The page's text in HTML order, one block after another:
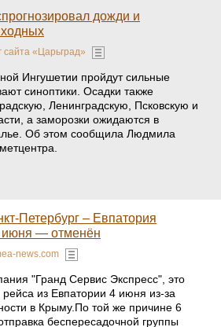
дожди и
сайта «Царьград»
Ингушетии пройдут сильные
синоптики. Осадки также
Ленинградскую, Псковскую и
а заморозки ожидаются в
Об этом сообщила Людмила
Петербург – Евпатория
июня — отменён
news.com
"Гранд Сервис Экспресс", это
из Евпатории 4 июня из-за
в Крыму.По той же причине 6
беспересадочной группы